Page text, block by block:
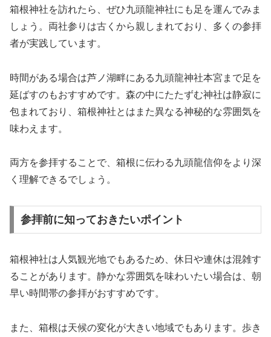
箱根神社を訪れたら、ぜひ九頭龍神社にも足を運んでみま
しょう。両社参りは古くから親しまれており、多くの参拝
者が実践しています。
時間がある場合は芦ノ湖畔にある九頭龍神社本宮まで足を
延ばすのもおすすめです。森の中にたたずむ神社は静寂に
包まれており、箱根神社とはまた異なる神秘的な雰囲気を
味わえます。
両方を参拝することで、箱根に伝わる九頭龍信仰をより深
く理解できるでしょう。
参拝前に知っておきたいポイント
箱根神社は人気観光地でもあるため、休日や連休は混雑す
ることがあります。静かな雰囲気を味わいたい場合は、朝
早い時間帯の参拝がおすすめです。
また、箱根は天候の変化が大きい地域でもあります。歩き